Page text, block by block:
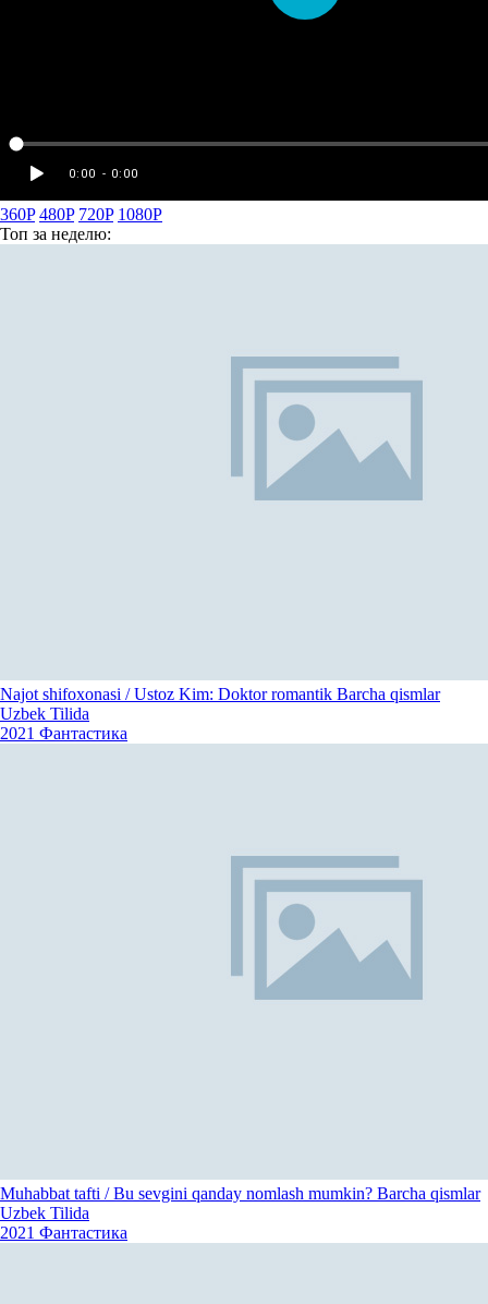
360P 480P 720P 1080P
Топ за неделю:
Najot shifoxonasi / Ustoz Kim: Doktor romantik Barcha qismlar
Uzbek Tilida
2021 Фантастика
Muhabbat tafti / Bu sevgini qanday nomlash mumkin? Barcha qismlar
Uzbek Tilida
2021 Фантастика